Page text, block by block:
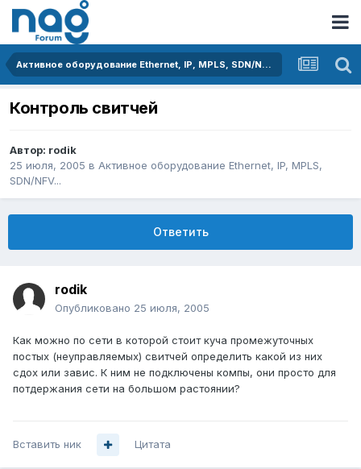
Активное оборудование Ethernet, IP, MPLS, SDN/NFV...
Контроль свитчей
Автор: rodik
25 июля, 2005 в Активное оборудование Ethernet, IP, MPLS,
SDN/NFV...
Ответить
rodik
Опубликовано 25 июля, 2005
Как можно по сети в которой стоит куча промежуточных
постых (неуправляемых) свитчей определить какой из них
сдох или завис. К ним не подключены компы, они просто для
потдержания сети на большом растоянии?
Вставить ник Цитата